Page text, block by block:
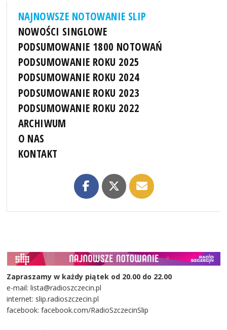
NAJNOWSZE NOTOWANIE SLIP
NOWOŚCI SINGLOWE
PODSUMOWANIE 1800 NOTOWAŃ
PODSUMOWANIE ROKU 2025
PODSUMOWANIE ROKU 2024
PODSUMOWANIE ROKU 2023
PODSUMOWANIE ROKU 2022
ARCHIWUM
O NAS
KONTAKT
Zapraszamy w każdy piątek od 20.00 do 22.00
e-mail: lista@radioszczecin.pl
internet: slip.radioszczecin.pl
facebook: facebook.com/RadioSzczecinSlip